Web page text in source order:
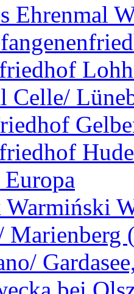
Ehrenmal
Celle/